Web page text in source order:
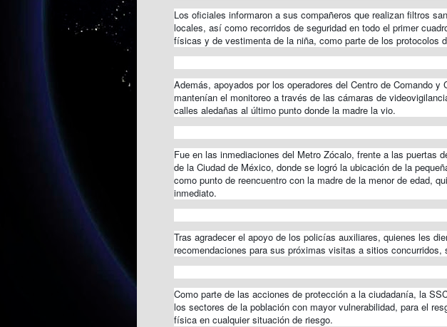
Los oficiales informaron a sus compañeros que realizan filtros
locales, así como recorridos de seguridad en todo el primer
físicas y de vestimenta de la niña, como parte de los protocolos
Además, apoyados por los operadores del Centro de Comando y
mantenían el monitoreo a través de las cámaras de
calles aledañas al último punto donde la madre la vio.
Fue en las inmediaciones del Metro Zócalo, frente a las puertas
de la Ciudad de México, donde se logró la ubicación de la
como punto de reencuentro con la madre de la menor de edad,
inmediato.
Tras agradecer el apoyo de los policías auxiliares, quienes les
recomendaciones para sus próximas visitas a sitios concurridos,
Como parte de las acciones de protección a la ciudadanía, la
los sectores de la población con mayor vulnerabilidad, para el
física en cualquier situación de riesgo.